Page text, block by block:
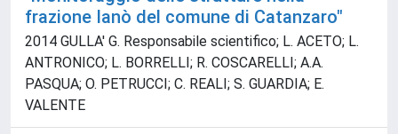
frazione Ianò del comune di Catanzaro"
2014 GULLA' G. Responsabile scientifico; L. ACETO; L.
ANTRONICO; L. BORRELLI; R. COSCARELLI; A.A.
PASQUA; O. PETRUCCI; C. REALI; S. GUARDIA; E.
VALENTE